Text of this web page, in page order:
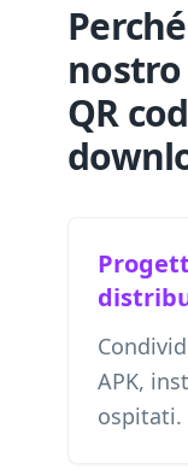
QR
APK,
ospitati.